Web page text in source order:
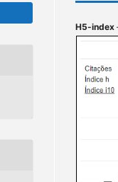
H5-index